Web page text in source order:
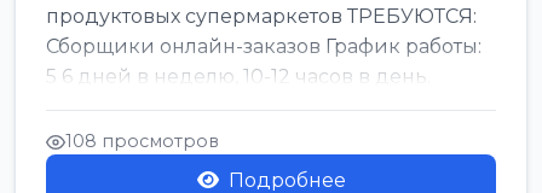
продуктовых супермаркетов ТРЕБУЮТСЯ:
Сборщики онлайн-заказов График работы:
5 6 дней в неделю, 10-12 часов в день.
Колле ОП...
108 просмотров
Подробнее